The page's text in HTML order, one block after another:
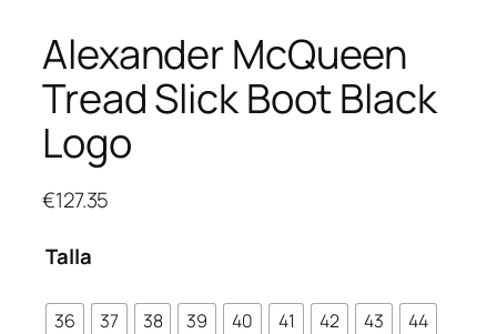
Alexander McQueen
Tread Slick Boot Black
Logo
€127.35
Talla
36 37 38 39 40 41 42 43
44